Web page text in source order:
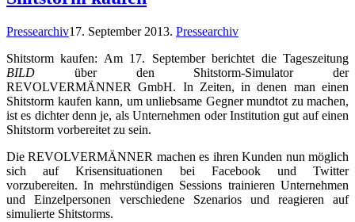
Pressearchiv17. September 2013. Pressearchiv
Shitstorm kaufen: Am 17. September berichtet die Tageszeitung
BILD über den Shitstorm-Simulator der
REVOLVERMÄNNER GmbH. In Zeiten, in denen man einen
Shitstorm kaufen kann, um unliebsame Gegner mundtot zu machen,
ist es dichter denn je, als Unternehmen oder Institution gut auf einen
Shitstorm vorbereitet zu sein.
Die REVOLVERMÄNNER machen es ihren Kunden nun möglich
sich auf Krisensituationen bei Facebook und Twitter
vorzubereiten. In mehrstündigen Sessions trainieren Unternehmen
und Einzelpersonen verschiedene Szenarios und reagieren auf
simulierte Shitstorms.